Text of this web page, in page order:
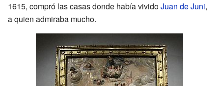
1615, compró las casas donde había vividoJuan de Juni,
a quien admiraba mucho.